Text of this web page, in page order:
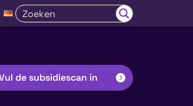
de subsidiescan in